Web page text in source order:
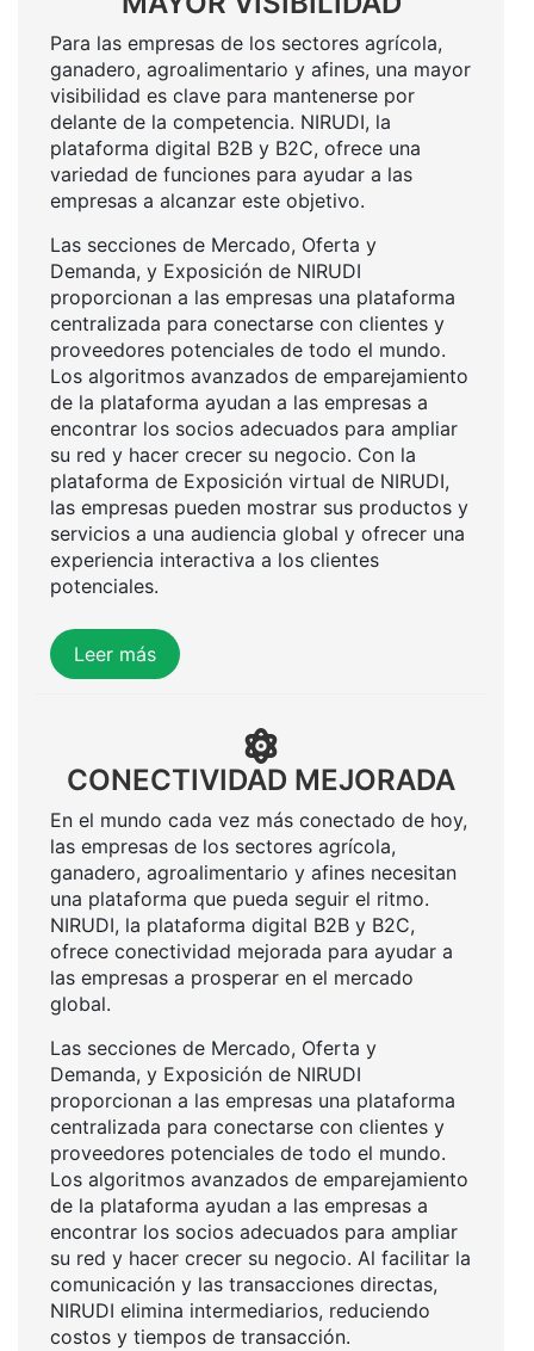
Para las empresas de los sectores agrícola,
ganadero, agroalimentario y afines, una mayor
visibilidad es clave para mantenerse por
delante de la competencia. NIRUDI, la
plataforma digital B2B y B2C, ofrece una
variedad de funciones para ayudar a las
empresas a alcanzar este objetivo.
Las secciones de Mercado, Oferta y
Demanda, y Exposición de NIRUDI
proporcionan a las empresas una plataforma
centralizada para conectarse con clientes y
proveedores potenciales de todo el mundo.
Los algoritmos avanzados de emparejamiento
de la plataforma ayudan a las empresas a
encontrar los socios adecuados para ampliar
su red y hacer crecer su negocio. Con la
plataforma de Exposición virtual de NIRUDI,
las empresas pueden mostrar sus productos y
servicios a una audiencia global y ofrecer una
experiencia interactiva a los clientes
potenciales.
Leer más
CONECTIVIDAD MEJORADA
En el mundo cada vez más conectado de hoy,
las empresas de los sectores agrícola,
ganadero, agroalimentario y afines necesitan
una plataforma que pueda seguir el ritmo.
NIRUDI, la plataforma digital B2B y B2C,
ofrece conectividad mejorada para ayudar a
las empresas a prosperar en el mercado
global.
Las secciones de Mercado, Oferta y
Demanda, y Exposición de NIRUDI
proporcionan a las empresas una plataforma
centralizada para conectarse con clientes y
proveedores potenciales de todo el mundo.
Los algoritmos avanzados de emparejamiento
de la plataforma ayudan a las empresas a
encontrar los socios adecuados para ampliar
su red y hacer crecer su negocio. Al facilitar la
comunicación y las transacciones directas,
NIRUDI elimina intermediarios, reduciendo
costos y tiempos de transacción.